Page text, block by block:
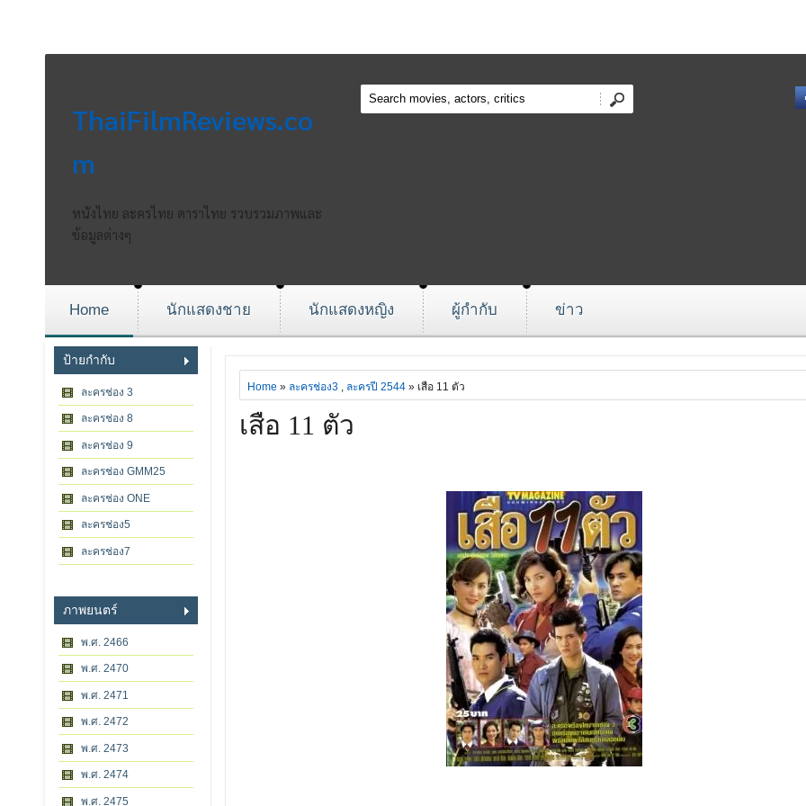
ThaiFilmReviews.co
m
หนังไทย ละครไทย ดาราไทย รวบรวมภาพและ
ข้อมูลต่างๆ
Home นักแสดงชาย นักแสดงหญิง ผู้กำกับ ข่าว
ป้ายกำกับ
ละครช่อง 3
ละครช่อง 8
ละครช่อง 9
ละครช่อง GMM25
ละครช่อง ONE
ละครช่อง5
ละครช่อง7
ภาพยนตร์
พ.ศ. 2466
พ.ศ. 2470
พ.ศ. 2471
พ.ศ. 2472
พ.ศ. 2473
พ.ศ. 2474
พ.ศ. 2475
Home » ละครช่อง3, ละครปี 2544» เสือ 11 ตัว
เสือ 11 ตัว